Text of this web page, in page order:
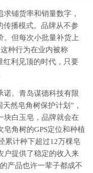
铺货率和销量数字，
传播模式。品牌从不参
。但每次小批量补货上
种行为在业内被称
利见顶的时代，只要
诺。青岛谋德科技有限
然皂角树保护计划”，
块白玉皂，品牌就会在
角树的GPS定位和种植
累计种下超过12万棵皂
户提供了稳定的收入来
产品也许一辈子都成不